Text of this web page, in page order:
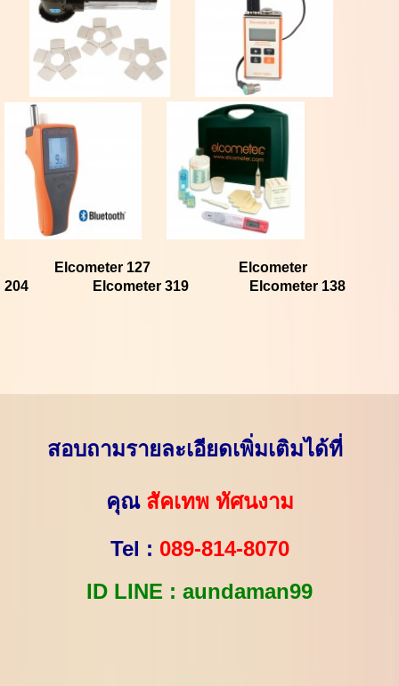
Elcometer 127
Elcometer
204
Elcometer 319 Elcometer 138
สอบถามรายละเอียดเพิ่มเติมได้ที่
คุณสัคเทพ ทัศนงาม
Tel : 089-814-8070
ID LINE : aundaman99